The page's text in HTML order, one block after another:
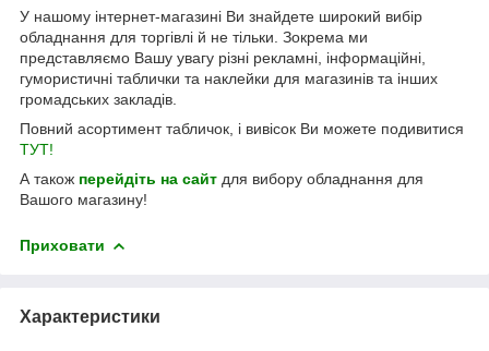
У нашому інтернет-магазині Ви знайдете широкий вибір
обладнання для торгівлі й не тільки. Зокрема ми
представляємо Вашу увагу різні рекламні, інформаційні,
гумористичні таблички та наклейки для магазинів та інших
громадських закладів.
Повний асортимент табличок, і вивісок Ви можете подивитися
ТУТ!
А також перейдіть на сайт для вибору обладнання для
Вашого магазину!
Приховати
Характеристики